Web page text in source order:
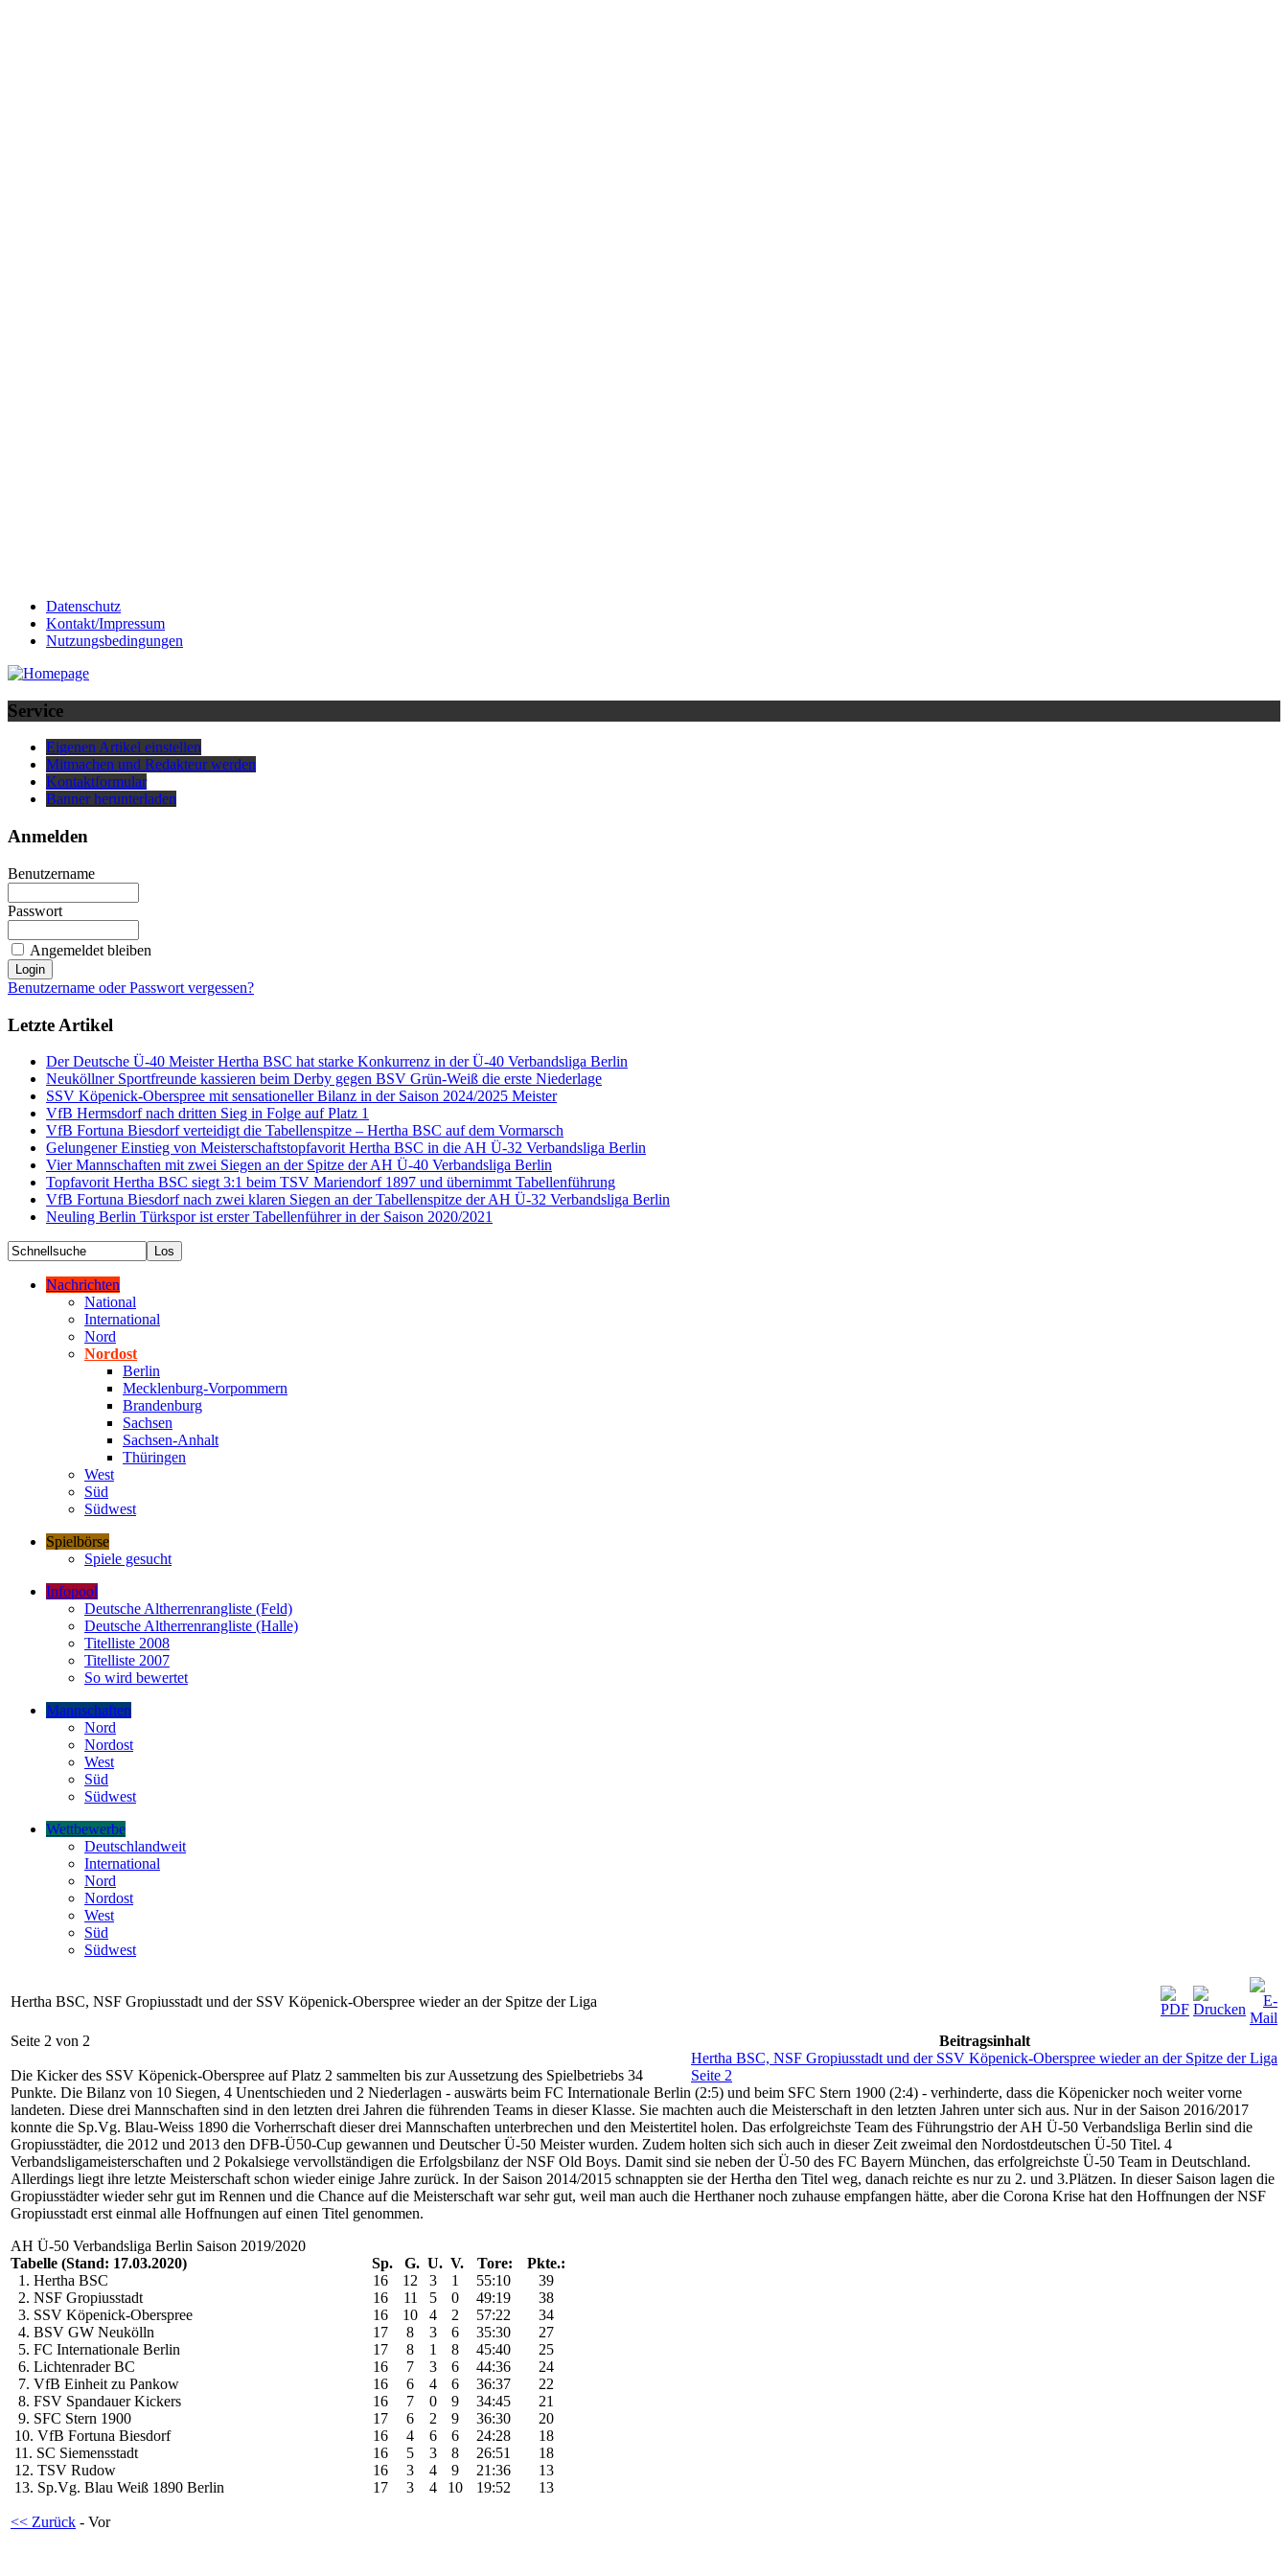
Datenschutz
Kontakt/Impressum
Nutzungsbedingungen
Service
Eigenen Artikel einstellen
Mitmachen und Redakteur werden
Kontaktformular
Banner herunterladen
Anmelden
Benutzername
Passwort
Angemeldet bleiben
Benutzername oder Passwort vergessen?
Letzte Artikel
Der Deutsche Ü-40 Meister Hertha BSC hat starke Konkurrenz in der Ü-40 Verbandsliga Berlin
Neuköllner Sportfreunde kassieren beim Derby gegen BSV Grün-Weiß die erste Niederlage
SSV Köpenick-Oberspree mit sensationeller Bilanz in der Saison 2024/2025 Meister
VfB Hermsdorf nach dritten Sieg in Folge auf Platz 1
VfB Fortuna Biesdorf verteidigt die Tabellenspitze – Hertha BSC auf dem Vormarsch
Gelungener Einstieg von Meisterschaftstopfavorit Hertha BSC in die AH Ü-32 Verbandsliga Berlin
Vier Mannschaften mit zwei Siegen an der Spitze der AH Ü-40 Verbandsliga Berlin
Topfavorit Hertha BSC siegt 3:1 beim TSV Mariendorf 1897 und übernimmt Tabellenführung
VfB Fortuna Biesdorf nach zwei klaren Siegen an der Tabellenspitze der AH Ü-32 Verbandsliga Berlin
Neuling Berlin Türkspor ist erster Tabellenführer in der Saison 2020/2021
Nachrichten
National
International
Nord
Nordost
Berlin
Mecklenburg-Vorpommern
Brandenburg
Sachsen
Sachsen-Anhalt
Thüringen
West
Süd
Südwest
Spielbörse
Spiele gesucht
Infopool
Deutsche Altherrenrangliste (Feld)
Deutsche Altherrenrangliste (Halle)
Titelliste 2008
Titelliste 2007
So wird bewertet
Mannschaften
Nord
Nordost
West
Süd
Südwest
Wettbewerbe
Deutschlandweit
International
Nord
Nordost
West
Süd
Südwest
Hertha BSC, NSF Gropiusstadt und der SSV Köpenick-Oberspree wieder an der Spitze der Liga
Beitragsinhalt
Hertha BSC, NSF Gropiusstadt und der SSV Köpenick-Oberspree wieder an der Spitze der Liga
Seite 2
Seite 2 von 2
Die Kicker des SSV Köpenick-Oberspree auf Platz 2 sammelten bis zur Aussetzung des Spielbetriebs 34
Punkte. Die Bilanz von 10 Siegen, 4 Unentschieden und 2 Niederlagen - auswärts beim FC Internationale Berlin (2:5) und beim SFC Stern 1900 (2:4) - verhinderte, dass die Köpenicker noch weiter vorne
landeten. Diese drei Mannschaften sind in den letzten drei Jahren die führenden Teams in dieser Klasse. Sie machten auch die Meisterschaft in den letzten Jahren unter sich aus. Nur in der Saison 2016/2017
konnte die Sp.Vg. Blau-Weiss 1890 die Vorherrschaft dieser drei Mannschaften unterbrechen und den Meistertitel holen. Das erfolgreichste Team des Führungstrio der AH Ü-50 Verbandsliga Berlin sind die
Gropiusstädter, die 2012 und 2013 den DFB-Ü50-Cup gewannen und Deutscher Ü-50 Meister wurden. Zudem holten sich sich auch in dieser Zeit zweimal den Nordostdeutschen Ü-50 Titel. 4
Verbandsligameisterschaften und 2 Pokalsiege vervollständigen die Erfolgsbilanz der NSF Old Boys. Damit sind sie neben der Ü-50 des FC Bayern München, das erfolgreichste Ü-50 Team in Deutschland.
Allerdings liegt ihre letzte Meisterschaft schon wieder einige Jahre zurück. In der Saison 2014/2015 schnappten sie der Hertha den Titel weg, danach reichte es nur zu 2. und 3.Plätzen. In dieser Saison lagen die
Gropiusstädter wieder sehr gut im Rennen und die Chance auf die Meisterschaft war sehr gut, weil man auch die Herthaner noch zuhause empfangen hätte, aber die Corona Krise hat den Hoffnungen der NSF
Gropiusstadt erst einmal alle Hoffnungen auf einen Titel genommen.
AH Ü-50 Verbandsliga Berlin Saison 2019/2020
Tabelle (Stand: 17.03.2020)
Sp. G. U. V. Tore:
Pkte.:
1. Hertha BSC
16 12 3 1 55:10
39
2. NSF Gropiusstadt
16 11 5 0 49:19
38
3. SSV Köpenick-Oberspree
16 10 4 2 57:22
34
4. BSV GW Neukölln
17 8 3 6 35:30
27
5. FC Internationale Berlin
17 8 1 8 45:40
25
6. Lichtenrader BC
16 7 3 6 44:36
24
7. VfB Einheit zu Pankow
16 6 4 6 36:37
22
8. FSV Spandauer Kickers
16 7 0 9 34:45
21
9. SFC Stern 1900
17 6 2 9 36:30
20
10. VfB Fortuna Biesdorf
16 4 6 6 24:28
18
11. SC Siemensstadt
16 5 3 8 26:51
18
12. TSV Rudow
16 3 4 9 21:36
13
13. Sp.Vg. Blau Weiß 1890 Berlin
17 3 4 10 19:52 13
<< Zurück - Vor